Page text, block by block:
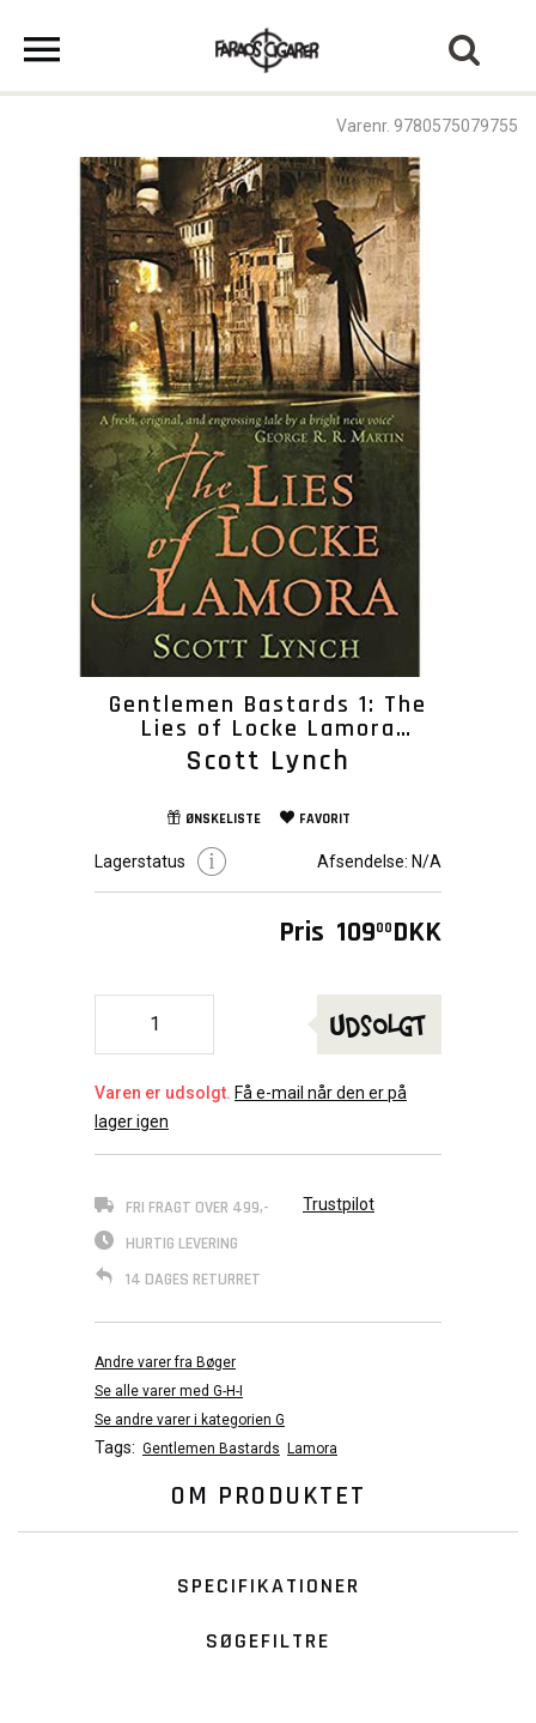
Varenr. 9780575079755
Gentlemen Bastards 1: The
Lies of Locke Lamora
(Gollancz)
Scott Lynch
ØNSKELISTE FAVORIT
Lagerstatus Afsendelse: N/A
Pris 10900 DKK
Udsolgt
Varen er udsolgt. Få e-mail når den er på
lager igen
FRI FRAGT OVER 499,-
HURTIG LEVERING
14 DAGES RETURRET
Trustpilot
Andre varer fra Bøger
Se alle varer med G-H-I
Se andre varer i kategorien G
Tags: Gentlemen Bastards Lamora
OM PRODUKTET
SPECIFIKATIONER
SØGEFILTRE